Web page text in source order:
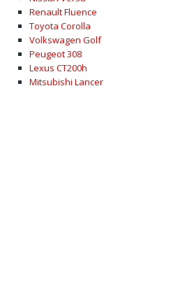
Renault Fluence
Toyota Corolla
Volkswagen Golf
Peugeot 308
Lexus CT200h
Mitsubishi Lancer